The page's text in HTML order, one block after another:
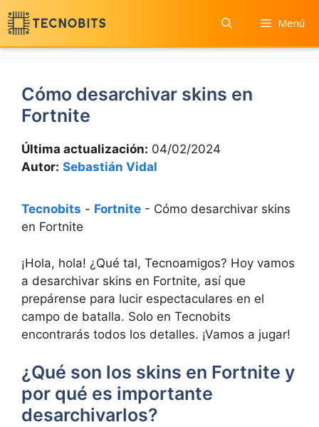
Saltar
al
contenido
Menú
Cómo desarchivar skins en
Fortnite
Última actualización: 04/02/2024
Autor: Sebastián Vidal
Tecnobits - Fortnite - Cómo desarchivar skins
en Fortnite
¡Hola, hola! ¿Qué tal, Tecnoamigos? Hoy vamos
a desarchivar skins en Fortnite, así que
prepárense para lucir espectaculares en el
campo de batalla. Solo en Tecnobits
encontrarás todos los detalles. ¡Vamos a jugar!
¿Qué son los skins en Fortnite y
por qué es importante
desarchivarlos?